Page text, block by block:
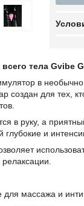
тела Gvibe
в
создан для тех,
в руку, а
и
для массажа и